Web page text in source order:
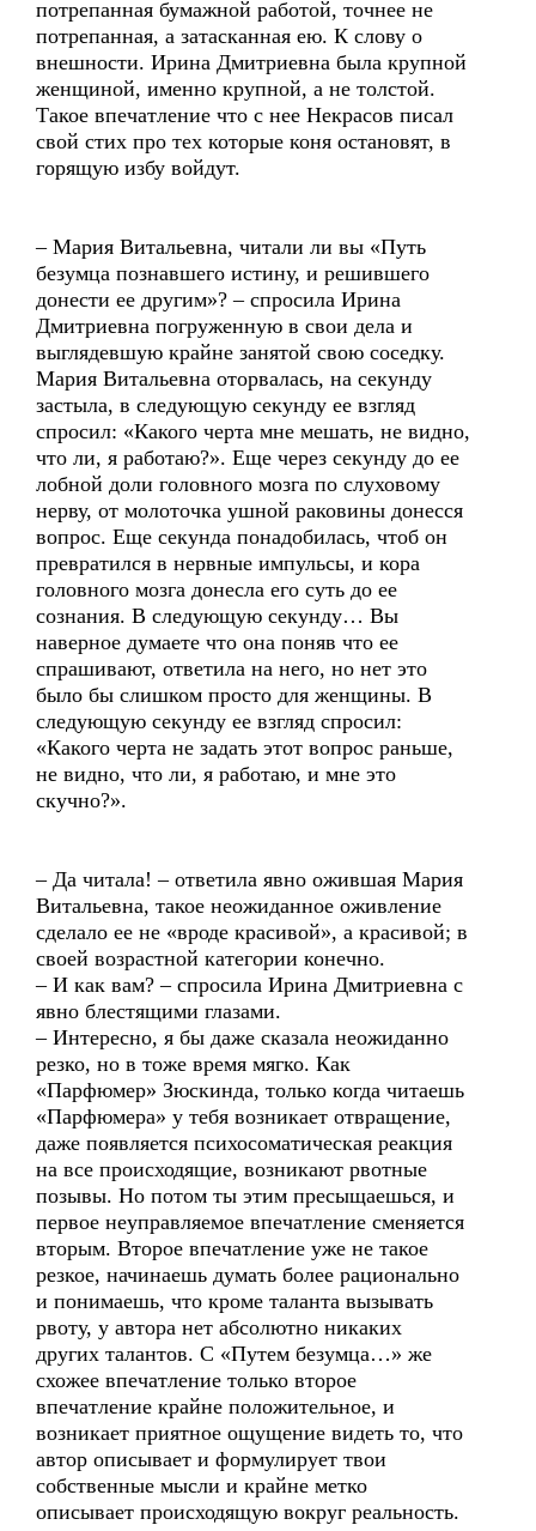
потрепанная бумажной работой, точнее не
потрепанная, а затасканная ею. К слову о
внешности. Ирина Дмитриевна была крупной
женщиной, именно крупной, а не толстой.
Такое впечатление что с нее Некрасов писал
свой стих про тех которые коня остановят, в
горящую избу войдут.
– Мария Витальевна, читали ли вы «Путь
безумца познавшего истину, и решившего
донести ее другим»? – спросила Ирина
Дмитриевна погруженную в свои дела и
выглядевшую крайне занятой свою соседку.
Мария Витальевна оторвалась, на секунду
застыла, в следующую секунду ее взгляд
спросил: «Какого черта мне мешать, не видно,
что ли, я работаю?». Еще через секунду до ее
лобной доли головного мозга по слуховому
нерву, от молоточка ушной раковины донесся
вопрос. Еще секунда понадобилась, чтоб он
превратился в нервные импульсы, и кора
головного мозга донесла его суть до ее
сознания. В следующую секунду… Вы
наверное думаете что она поняв что ее
спрашивают, ответила на него, но нет это
было бы слишком просто для женщины. В
следующую секунду ее взгляд спросил:
«Какого черта не задать этот вопрос раньше,
не видно, что ли, я работаю, и мне это
скучно?».
– Да читала! – ответила явно ожившая Мария
Витальевна, такое неожиданное оживление
сделало ее не «вроде красивой», а красивой; в
своей возрастной категории конечно.
– И как вам? – спросила Ирина Дмитриевна с
явно блестящими глазами.
– Интересно, я бы даже сказала неожиданно
резко, но в тоже время мягко. Как
«Парфюмер» Зюскинда, только когда читаешь
«Парфюмера» у тебя возникает отвращение,
даже появляется психосоматическая реакция
на все происходящие, возникают рвотные
позывы. Но потом ты этим пресыщаешься, и
первое неуправляемое впечатление сменяется
вторым. Второе впечатление уже не такое
резкое, начинаешь думать более рационально
и понимаешь, что кроме таланта вызывать
рвоту, у автора нет абсолютно никаких
других талантов. С «Путем безумца…» же
схожее впечатление только второе
впечатление крайне положительное, и
возникает приятное ощущение видеть то, что
автор описывает и формулирует твои
собственные мысли и крайне метко
описывает происходящую вокруг реальность.